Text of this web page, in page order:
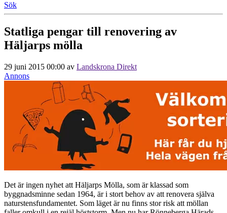
Sök
Statliga pengar till renovering av
Häljarps mölla
29 juni 2015 00:00 av Landskrona Direkt
Annons
Det är ingen nyhet att Häljarps Mölla, som är klassad som
byggnadsminne sedan 1964, är i stort behov av att renovera själva
naturstensfundamentet. Som läget är nu finns stor risk att möllan